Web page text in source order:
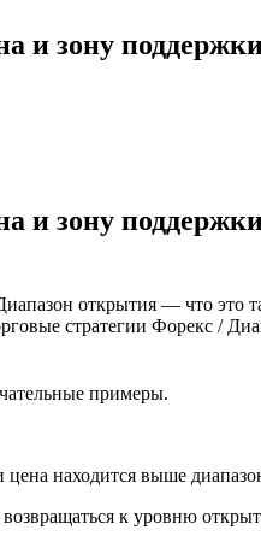
и зону
и зону
открытия — что это
стратегии Форекс /
примеры.
цена находится выше
к уровню